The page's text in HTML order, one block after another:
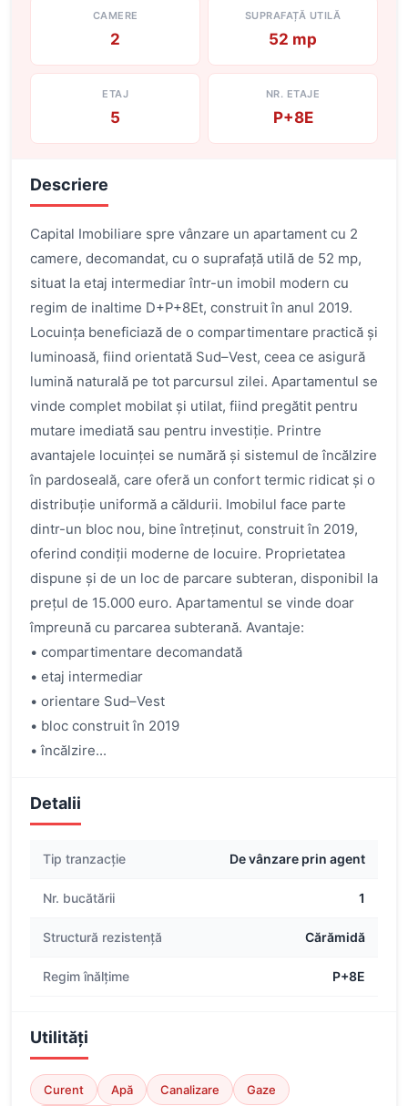
CAMERE
2
SUPRAFAȚĂ UTILĂ
52 mp
ETAJ
5
NR. ETAJE
P+8E
Descriere
Capital Imobiliare spre vânzare un apartament cu 2
camere, decomandat, cu o suprafață utilă de 52 mp,
situat la etaj intermediar într-un imobil modern cu
regim de inaltime D+P+8Et, construit în anul 2019.
Locuința beneficiază de o compartimentare practică și
luminoasă, fiind orientată Sud–Vest, ceea ce asigură
lumină naturală pe tot parcursul zilei. Apartamentul se
vinde complet mobilat și utilat, fiind pregătit pentru
mutare imediată sau pentru investiție. Printre
avantajele locuinței se numără și sistemul de încălzire
în pardoseală, care oferă un confort termic ridicat și o
distribuție uniformă a căldurii. Imobilul face parte
dintr-un bloc nou, bine întreținut, construit în 2019,
oferind condiții moderne de locuire. Proprietatea
dispune și de un loc de parcare subteran, disponibil la
prețul de 15.000 euro. Apartamentul se vinde doar
împreună cu parcarea subterană. Avantaje:
• compartimentare decomandată
• etaj intermediar
• orientare Sud–Vest
• bloc construit în 2019
• încălzire...
Detalii
Tip tranzacție De vânzare prin agent
Nr. bucătării 1
Structură rezistență Cărămidă
Regim înălțime P+8E
Utilități
Curent Apă Canalizare Gaze